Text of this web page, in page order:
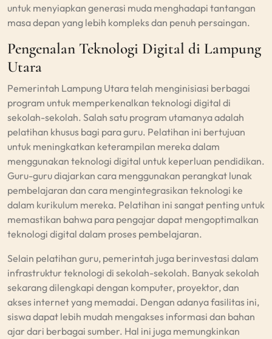
untuk menyiapkan generasi muda menghadapi tantangan
masa depan yang lebih kompleks dan penuh persaingan.
Pengenalan Teknologi Digital di Lampung
Utara
Pemerintah Lampung Utara telah menginisiasi berbagai
program untuk memperkenalkan teknologi digital di
sekolah-sekolah. Salah satu program utamanya adalah
pelatihan khusus bagi para guru. Pelatihan ini bertujuan
untuk meningkatkan keterampilan mereka dalam
menggunakan teknologi digital untuk keperluan pendidikan.
Guru-guru diajarkan cara menggunakan perangkat lunak
pembelajaran dan cara mengintegrasikan teknologi ke
dalam kurikulum mereka. Pelatihan ini sangat penting untuk
memastikan bahwa para pengajar dapat mengoptimalkan
teknologi digital dalam proses pembelajaran.
Selain pelatihan guru, pemerintah juga berinvestasi dalam
infrastruktur teknologi di sekolah-sekolah. Banyak sekolah
sekarang dilengkapi dengan komputer, proyektor, dan
akses internet yang memadai. Dengan adanya fasilitas ini,
siswa dapat lebih mudah mengakses informasi dan bahan
ajar dari berbagai sumber. Hal ini juga memungkinkan